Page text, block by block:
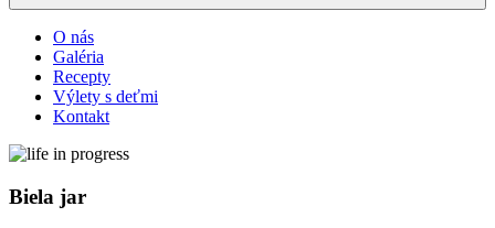
O nás
Galéria
Recepty
Výlety s deťmi
Kontakt
Biela jar